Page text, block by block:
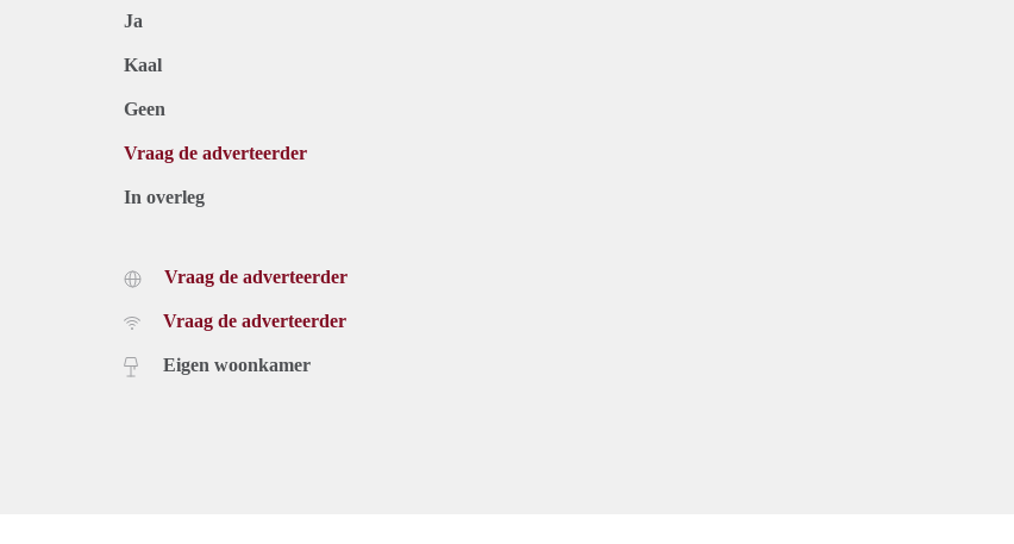
Ja
Kaal
Geen
Vraag de adverteerder
In overleg
Vraag de adverteerder
Vraag de adverteerder
Eigen woonkamer